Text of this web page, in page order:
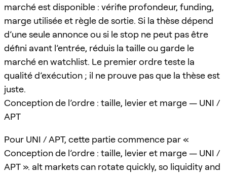
marché est disponible : vérifie profondeur, funding,
marge utilisée et règle de sortie. Si la thèse dépend
d’une seule annonce ou si le stop ne peut pas être
défini avant l’entrée, réduis la taille ou garde le
marché en watchlist. Le premier ordre teste la
qualité d’exécution ; il ne prouve pas que la thèse est
juste.
Conception de l’ordre : taille, levier et marge — UNI /
APT
Pour UNI / APT, cette partie commence par «
Conception de l’ordre : taille, levier et marge — UNI /
APT ». alt markets can rotate quickly, so liquidity and